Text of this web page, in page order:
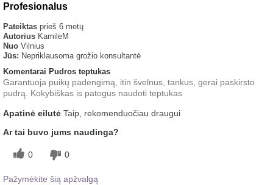
Profesionalus
Pateiktas prieš 6 metų
Autorius KamileM
Nuo Vilnius
Jūs: Nepriklausoma grožio konsultantė
Komentarai Pudros teptukas
Garantuoja puikų padengimą, itin švelnus, tankus, gerai paskirsto
pudrą. Kokybiškas is patogus naudoti teptukas
Apatinė eilutė Taip, rekomenduočiau draugui
Ar tai buvo jums naudinga?
0 0
Pažymėkite šią apžvalgą